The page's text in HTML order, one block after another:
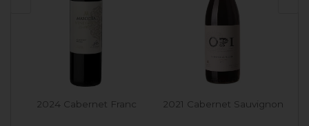
2024 Cabernet Franc 2021 Cabernet Sauvignon